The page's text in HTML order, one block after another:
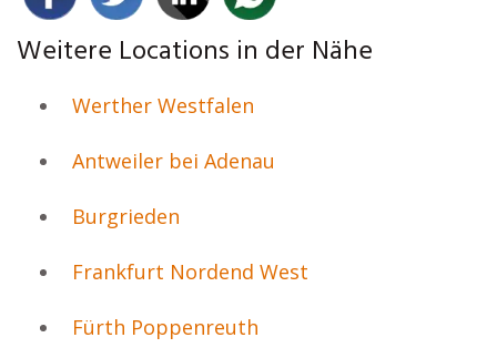
Weitere Locations in der Nähe
Werther Westfalen
Antweiler bei Adenau
Burgrieden
Frankfurt Nordend West
Fürth Poppenreuth